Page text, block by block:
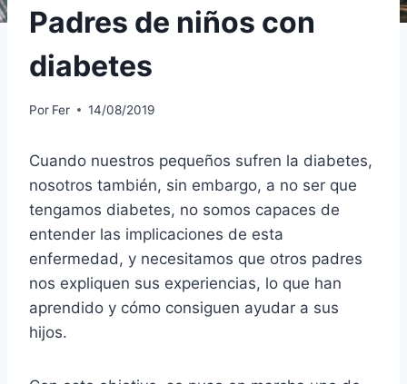
Padres de niños con
diabetes
Por Fer 14/08/2019
Cuando nuestros pequeños sufren la diabetes,
nosotros también, sin embargo, a no ser que
tengamos diabetes, no somos capaces de
entender las implicaciones de esta
enfermedad, y necesitamos que otros padres
nos expliquen sus experiencias, lo que han
aprendido y cómo consiguen ayudar a sus
hijos.